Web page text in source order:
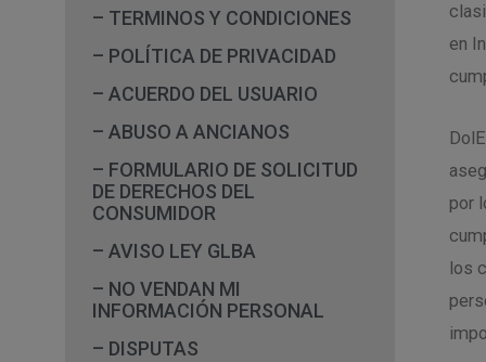
– TERMINOS Y CONDICIONES
– POLÍTICA DE PRIVACIDAD
– ACUERDO DEL USUARIO
– ABUSO A ANCIANOS
– FORMULARIO DE SOLICITUD
DE DERECHOS DEL
CONSUMIDOR
– AVISO LEY GLBA
– NO VENDAN MI
INFORMACIÓN PERSONAL
– DISPUTAS
en
por
los